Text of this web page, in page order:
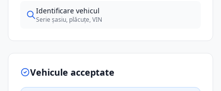
Identificare vehicul
Serie șasiu, plăcuțe, VIN
Vehicule acceptate